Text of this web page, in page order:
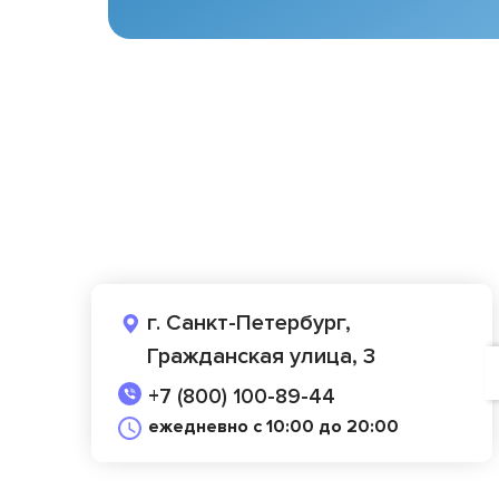
г. Санкт-Петербург,
Гражданская улица, 3
+7 (800) 100-89-44
ежедневно с 10:00 до 20:00